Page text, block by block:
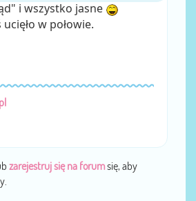
i wszystko jasne
w połowie.
zarejestruj się na forumsię, aby